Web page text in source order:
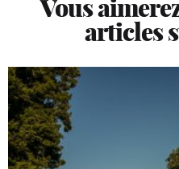
Vous
articles